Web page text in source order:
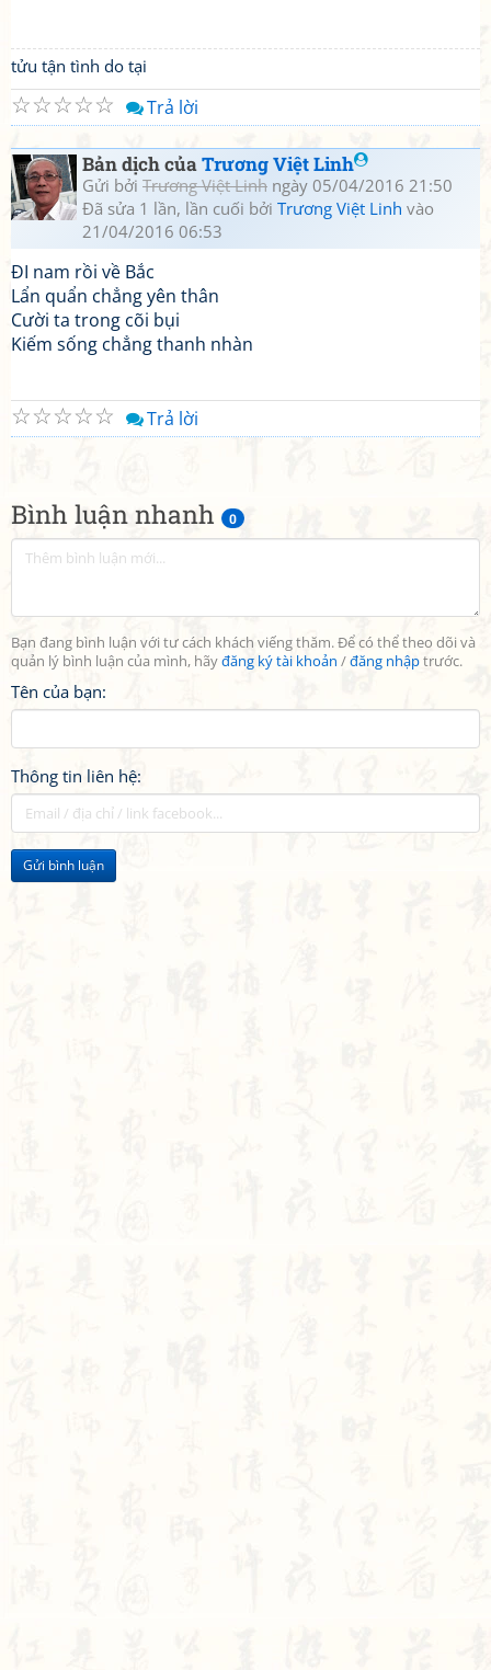
Bình luận nhanh 0
Bạn đang bình luận với tư cách khách viếng thăm. Để có thể theo dõi và
quản lý bình luận của mình, hãyđăng ký tài khoản /đăng nhậptrước.
Tên của bạn:
Thông tin liên hệ:
Gửi bình luận
tửu tận tình do tại
☆
☆
☆
☆
☆ Trả lời
Bản dịch củaTrương Việt Linh
Gửi bởi Trương Việt Linh ngày 05/04/2016 21:50
Đã sửa 1 lần, lần cuối bởi Trương Việt Linh vào
21/04/2016 06:53
ĐI nam rồi về Bắc
Lẩn quẩn chẳng yên thân
Cười ta trong cõi bụi
Kiếm sống chẳng thanh nhàn
☆
☆
☆
☆
☆ Trả lời